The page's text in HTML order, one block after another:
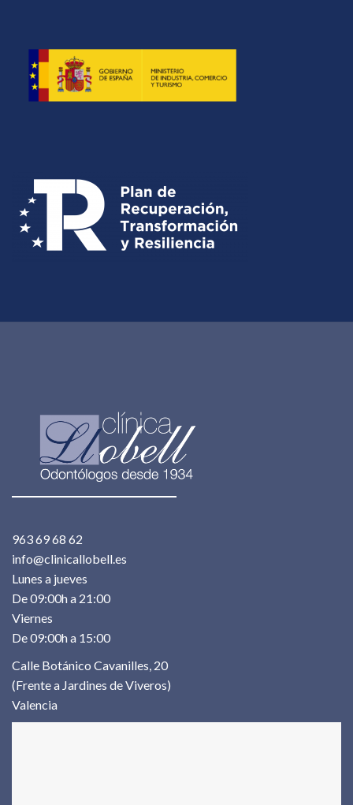
963 69 68 62
info@clinicallobell.es
Lunes a jueves
De 09:00h a 21:00
Viernes
De 09:00h a 15:00
Calle Botánico Cavanilles, 20
(Frente a Jardines de Viveros)
Valencia